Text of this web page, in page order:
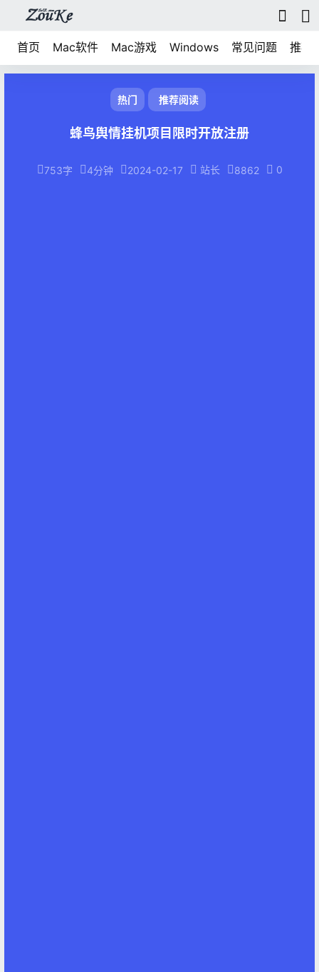
首页 Mac软件 Mac游戏 Windows 常见问题 推荐
热门 推荐阅读
蜂鸟舆情挂机项目限时开放注册
753字 4分钟 2024-02-17 站长 8862 0